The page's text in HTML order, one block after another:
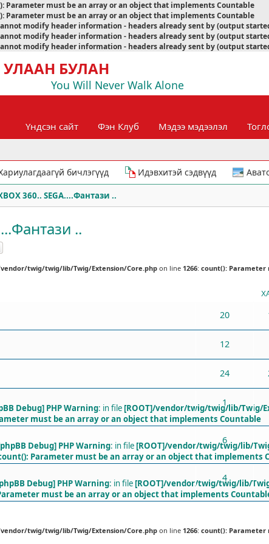
Parameter must be an array or an object that implements Countable
Parameter must be an array or an object that implements Countable
modify header information - headers already sent by (output
modify header information - headers already sent by (output
modify header information - headers already sent by (output
БУЛАН
You Will Never Walk Alone
Үндсэн сайт Фэн Клуб Мэдээ мэдээлэл
бичлэгүүд Идэвхитэй сэдвүүд
360.. SEGA....Фантази ..
..
vendor/twig/twig/lib/Twig/Extension/Core.phpon line 1266: count(): Parameter
20
12
24
Debug] PHP Warning: in file [ROOT]/vendor/twig/twig/lib/Twig/
must be an array or an object that implements Countable
1
Debug] PHP Warning: in file [ROOT]/vendor/twig/twig/lib/
Parameter must be an array or an object that implements
6
Debug] PHP Warning: in file [ROOT]/vendor/twig/twig/lib/
must be an array or an object that implements
4
vendor/twig/twig/lib/Twig/Extension/Core.phpon line 1266: count(): Parameter